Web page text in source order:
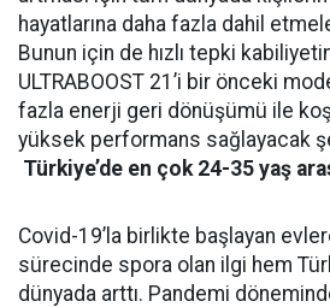
hayatlarına daha fazla dahil
Bunun için de hızlı tepki
ULTRABOOST 21’i bir önceki
fazla enerji geri dönüşümü ile
yüksek performans sağlayacak
Türkiye’de en çok 24-35 yaş
Covid-19’la birlikte başlayan
sürecinde spora olan ilgi hem
dünyada arttı. Pandemi